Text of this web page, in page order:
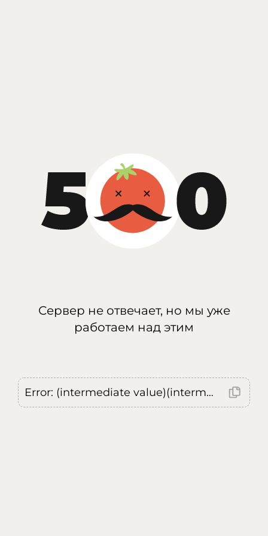
Сервер не отвечает, но мы уже
работаем над этим
Error: (intermediate value)(intermediate value)(intermediate value).replaceAll is not a function